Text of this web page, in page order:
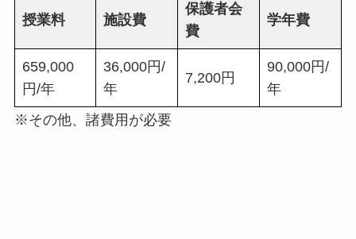
授業料 施設費
保護者会
費
学年費
659,000
円/年
36,000円/
年
7,200円
90,000円/
年
※その他、諸費用が必要